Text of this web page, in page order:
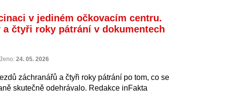
v jediném očkovacím centru.
čtyři roky pátrání v dokumentech
24. 05. 2026
záchranářů a čtyři roky pátrání po tom, co se
skutečně odehrávalo. Redakce inFakta